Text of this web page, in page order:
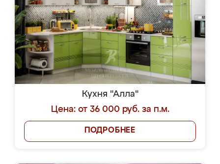
Кухня "Алла"
Цена: от 36 000 руб. за п.м.
ПОДРОБНЕЕ